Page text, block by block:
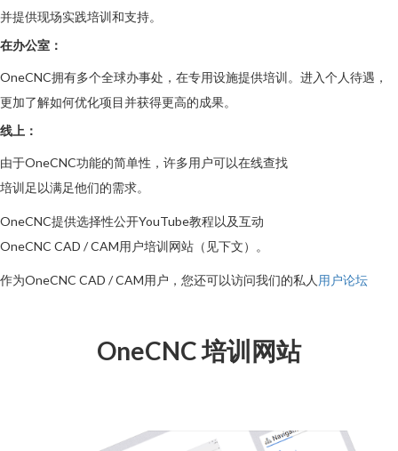
并提供现场实践培训和支持。
在办公室：
OneCNC拥有多个全球办事处，在专用设施提供培训。进入个人待遇，
更加了解如何优化项目并获得更高的成果。
线上：
由于OneCNC功能的简单性，许多用户可以在线查找
培训足以满足他们的需求。
OneCNC提供选择性公开YouTube教程以及互动
OneCNC CAD / CAM用户培训网站（见下文）。
作为OneCNC CAD / CAM用户，您还可以访问我们的私人 用户论坛
OneCNC 培训网站